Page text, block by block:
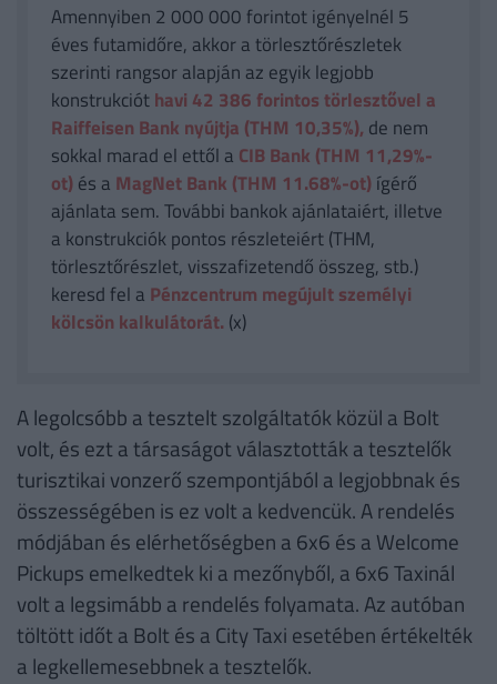
Amennyiben 2 000 000 forintot igényelnél 5
éves futamidőre, akkor a törlesztőrészletek
szerinti rangsor alapján az egyik legjobb
konstrukcióthavi 42 386 forintos törlesztővel a
Raiffeisen Bank nyújtja (THM 10,35%), de nem
sokkal marad el ettől a CIB Bank (THM 11,29%-
ot)és a MagNet Bank (THM 11.68%-ot)ígérő
ajánlata sem. További bankok ajánlataiért, illetve
a konstrukciók pontos részleteiért (THM,
törlesztőrészlet, visszafizetendő összeg, stb.)
keresd fel a Pénzcentrum megújult személyi
kölcsön kalkulátorát. (x)
A legolcsóbb a tesztelt szolgáltatók közül a Bolt
volt, és ezt a társaságot választották a tesztelők
turisztikai vonzerő szempontjából a legjobbnak és
összességében is ez volt a kedvencük. A rendelés
módjában és elérhetőségben a 6x6 és a Welcome
Pickups emelkedtek ki a mezőnyből, a 6x6 Taxinál
volt a legsimább a rendelés folyamata. Az autóban
töltött időt a Bolt és a City Taxi esetében értékelték
a legkellemesebbnek a tesztelők.